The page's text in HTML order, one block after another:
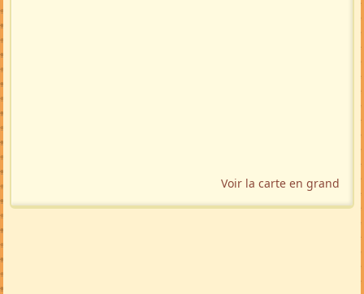
Voir la carte en grand